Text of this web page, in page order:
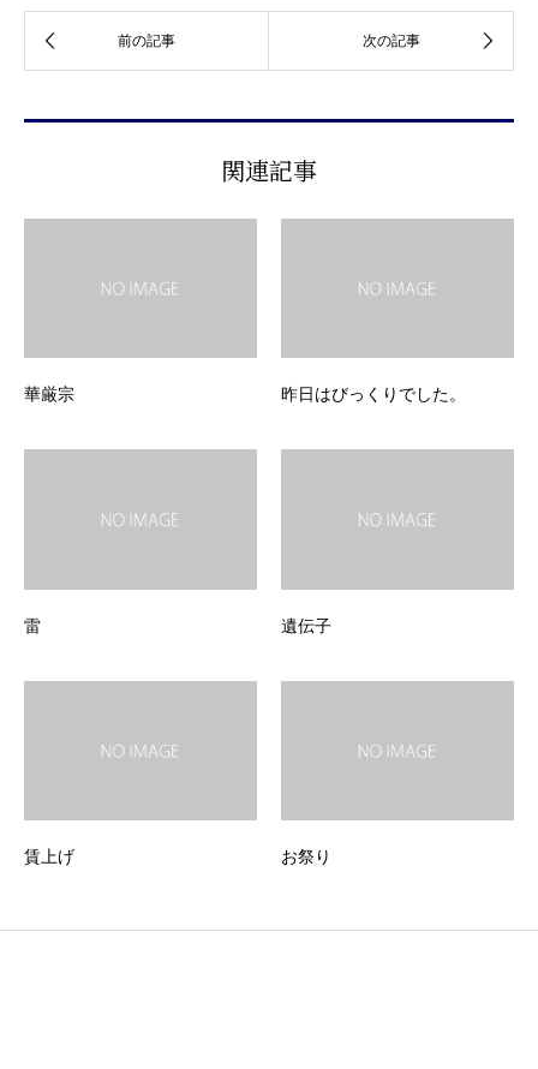
関連記事
華厳宗 昨日はびっくりでした。
雷 遺伝子
賃上げ お祭り